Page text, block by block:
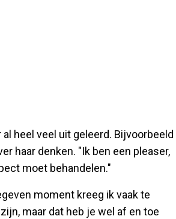
heel veel uit geleerd. Bijvoorbeeld
haar denken. "Ik ben een pleaser,
moet behandelen."
moment kreeg ik vaak te
maar dat heb je wel af en toe